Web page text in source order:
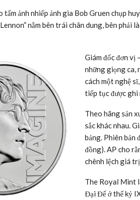
ảnh nhiếp ảnh gia Bob Gruen chụp
nằm bên trái chân dung, bên
Giám đốc đơn vị
những giọng ca,
cách một nghệ
tiếp tục được ghi
Theo hãng sản
sắc khác nhau.
bảng. Phiên bản
đồng). AP cho
chênh lệch giá
The Royal Mint
Đại Đế ở thế kỷ